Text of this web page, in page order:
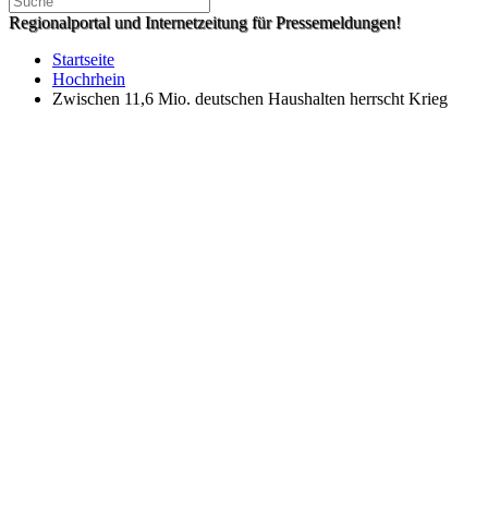
Regionalportal und Internetzeitung für Pressemeldungen!
Startseite
Hochrhein
Zwischen 11,6 Mio. deutschen Haushalten herrscht Krieg